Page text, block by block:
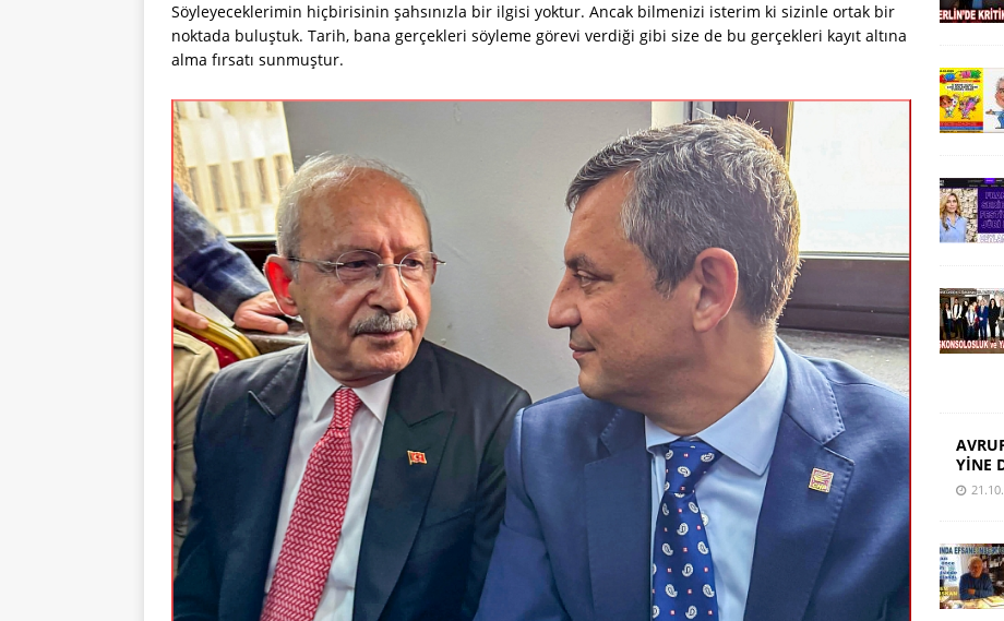
Söyleyeceklerimin hiçbirisinin şahsınızla bir ilgisi yoktur. Ancak bilmenizi isterim ki sizinle ortak bir
noktada buluştuk. Tarih, bana gerçekleri söyleme görevi verdiği gibi size de bu gerçekleri kayıt altına
alma fırsatı sunmuştur.
YİNE